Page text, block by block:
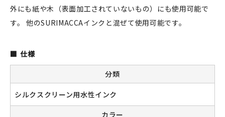
カートを見る
お買い物ガイド
よくある質問
外にも紙や木（表面加工されていないもの）にも使用可能で
す。 他のSURIMACCAインクと混ぜて使用可能です。
仕様
分類
シルクスクリーン用水性インク
カラー